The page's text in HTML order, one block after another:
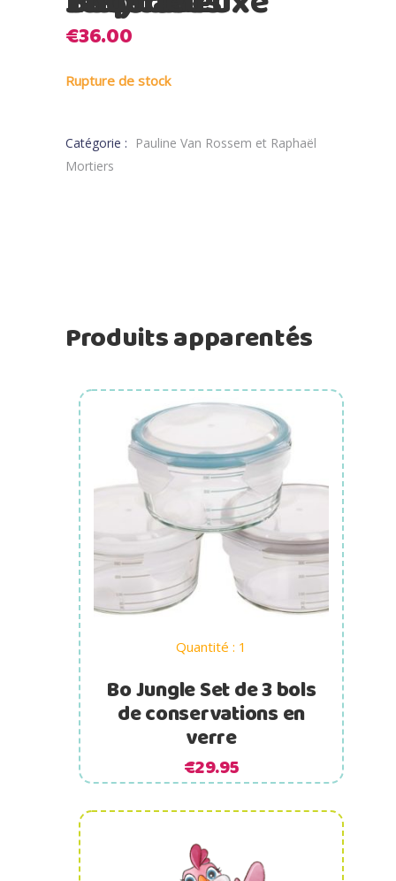
€36.00
Rupture de stock
Catégorie :
Pauline Van Rossem et Raphaël
Mortiers
Produits apparentés
Quantité : 1
Ajouter au panier
Bo Jungle Set de 3 bols
de conservations en
verre
€29.95